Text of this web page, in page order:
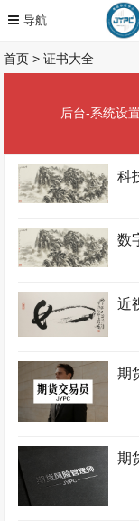
首页 >证书大全
后台-系统设
科
数
近
期
期